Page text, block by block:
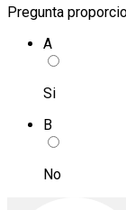
Pregunta
A
Si
B
No